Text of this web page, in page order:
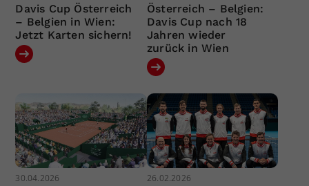
Davis Cup Österreich
– Belgien in Wien:
Jetzt Karten sichern!
Österreich – Belgien:
Davis Cup nach 18
Jahren wieder
zurück in Wien
30.04.2026 26.02.2026